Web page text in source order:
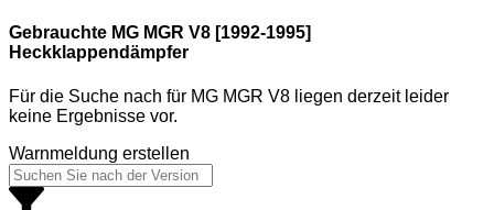
Gebrauchte MG MGR V8 [1992-1995]
Heckklappendämpfer
Für die Suche nach für MG MGR V8 liegen derzeit leider
keine Ergebnisse vor.
Warnmeldung erstellen